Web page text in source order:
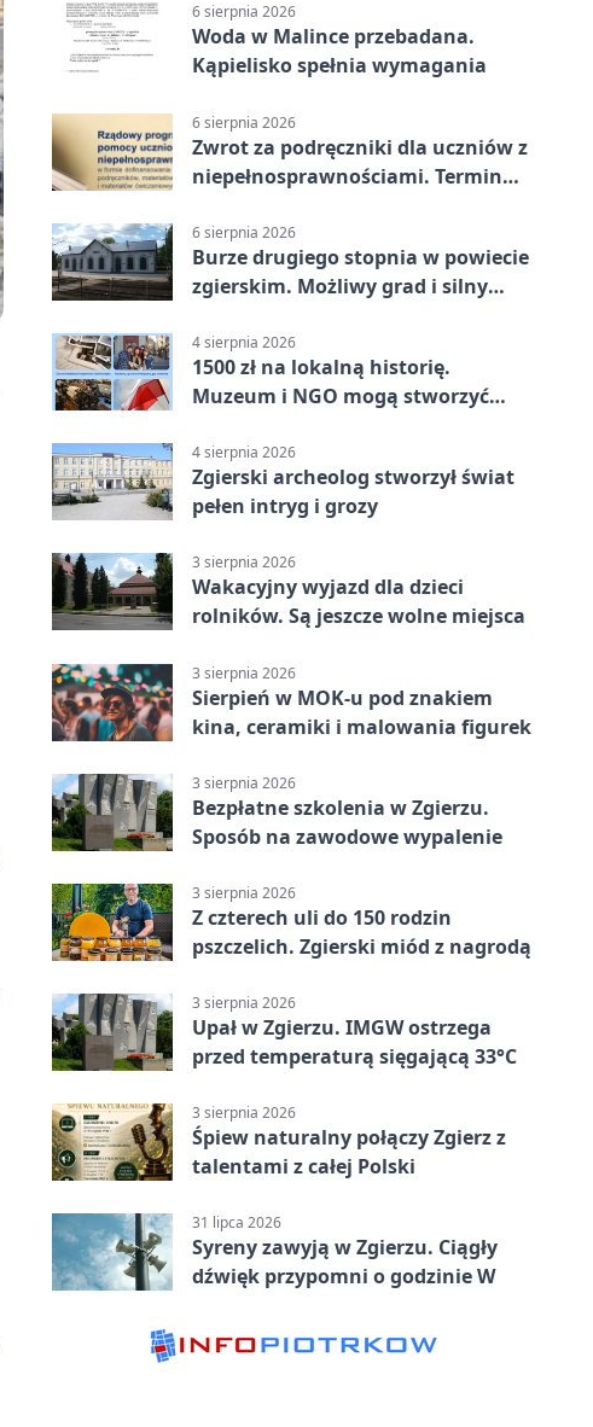
6 sierpnia 2026
Woda w Malince przebadana.
Kąpielisko spełnia wymagania
6 sierpnia 2026
Zwrot za podręczniki dla uczniów z
niepełnosprawnościami. Termin
6 sierpnia 2026
Burze drugiego stopnia w powiecie
zgierskim. Możliwy grad i silny
4 sierpnia 2026
1500 zł na lokalną historię.
Muzeum i NGO mogą stworzyć
4 sierpnia 2026
Zgierski archeolog stworzył świat
pełen intryg i grozy
3 sierpnia 2026
Wakacyjny wyjazd dla dzieci
rolników. Są jeszcze wolne miejsca
3 sierpnia 2026
Sierpień w MOK-u pod znakiem
kina, ceramiki i malowania figurek
3 sierpnia 2026
Bezpłatne szkolenia w Zgierzu.
Sposób na zawodowe wypalenie
3 sierpnia 2026
Z czterech uli do 150 rodzin
pszczelich. Zgierski miód z nagrodą
3 sierpnia 2026
Upał w Zgierzu. IMGW ostrzega
przed temperaturą sięgającą 33°C
3 sierpnia 2026
Śpiew naturalny połączy Zgierz z
talentami z całej Polski
31 lipca 2026
Syreny zawyją w Zgierzu. Ciągły
dźwięk przypomni o godzinie W